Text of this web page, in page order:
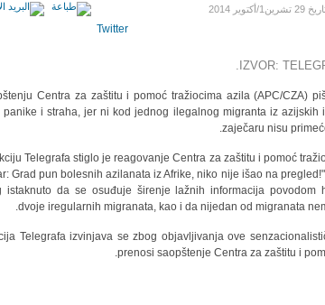
29 تشرين1/أكتوير 2014
Twitter
IZVOR:
Centra za zaštitu i pomoć tražiocima azila (APC/CZA)
panike i straha, jer ni kod jednog ilegalnog migranta iz azijskih
zaječaru nisu
Telegrafa stiglo je reagovanje Centra za zaštitu i pomoć
Grad pun bolesnih azilanata iz Afrike, niko nije išao na
istaknuto da se osuđuje širenje lažnih informacija povodom
dvoje iregularnih migranata, kao i da nijedan od migranata
Telegrafa izvinjava se zbog objavljivanja ove
prenosi saopštenje Centra za zaštitu i